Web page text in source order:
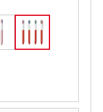
/ Weiß
Glacé / Weiß
Rot Glacé /